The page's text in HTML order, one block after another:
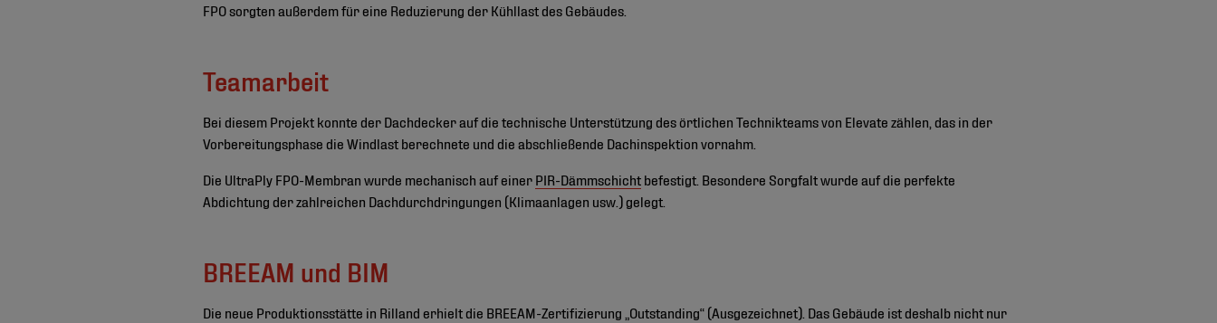
FPO sorgten außerdem für eine Reduzierung der Kühllast des Gebäudes.
Teamarbeit
Bei diesem Projekt konnte der Dachdecker auf die technische Unterstützung des örtlichen Technikteams von Elevate zählen, das in der
Vorbereitungsphase die Windlast berechnete und die abschließende Dachinspektion vornahm.
Die UltraPly FPO-Membran wurde mechanisch auf einer PIR-Dämmschicht befestigt. Besondere Sorgfalt wurde auf die perfekte
Abdichtung der zahlreichen Dachdurchdringungen (Klimaanlagen usw.) gelegt.
BREEAM und BIM
Die neue Produktionsstätte in Rilland erhielt die BREEAM-Zertifizierung „Outstanding“ (Ausgezeichnet). Das Gebäude ist deshalb nicht nur